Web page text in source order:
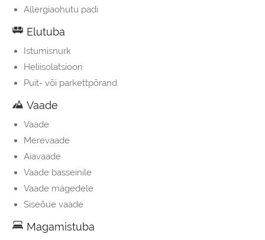
Allergiaohutu padi
Elutuba
Istumisnurk
Heliisolatsioon
Puit- või parkettpõrand
Vaade
Vaade
Merevaade
Aiavaade
Vaade basseinile
Vaade mägedele
Siseõue vaade
Magamistuba